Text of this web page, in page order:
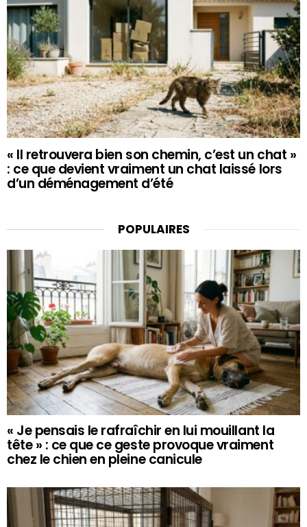
« Il retrouvera bien son chemin, c’est un chat »
: ce que devient vraiment un chat laissé lors
d’un déménagement d’été
POPULAIRES
« Je pensais le rafraîchir en lui mouillant la
tête » : ce que ce geste provoque vraiment
chez le chien en pleine canicule